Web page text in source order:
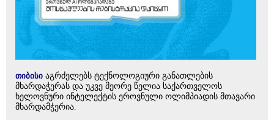
თიბისი აგრძელებს ტექნოლოგიური განათლების
მხარდაჭერას და უკვე მეორე წელია საქართველოს
ხელოვნური ინტელექტის ეროვნული ოლიმპიადის მთავარი
მხარდამჭერია.